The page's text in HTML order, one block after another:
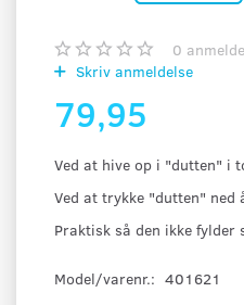
0
Skriv anmeldelse
79,95
Ved at hive op i "dutten" i
Ved at trykke "dutten" ned
Praktisk så den ikke fylder
Model/varenr.: 401621